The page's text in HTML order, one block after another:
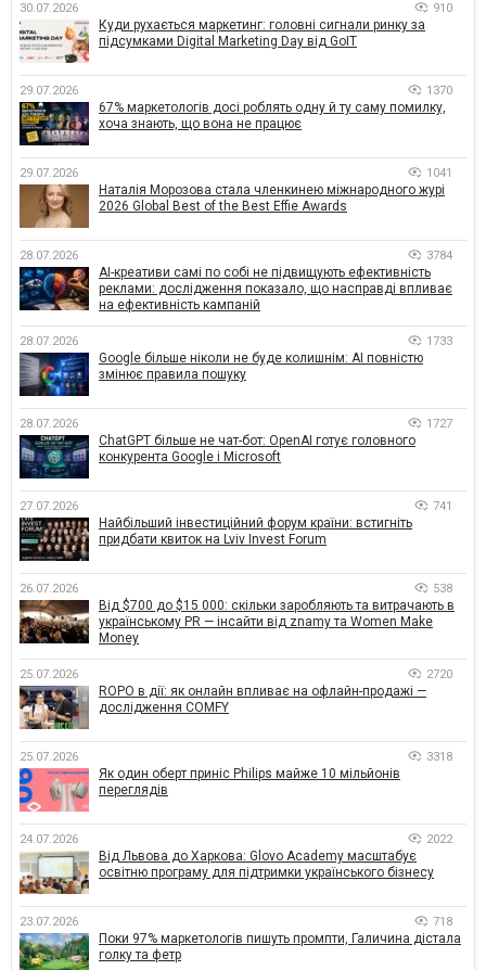
30.07.2026 910
Куди рухається маркетинг: головні сигнали ринку за
підсумками Digital Marketing Day від GoIT
29.07.2026 1370
67% маркетологів досі роблять одну й ту саму помилку,
хоча знають, що вона не працює
29.07.2026 1041
Наталія Морозова стала членкинею міжнародного журі
2026 Global Best of the Best Effie Awards
28.07.2026 3784
AI-креативи самі по собі не підвищують ефективність
реклами: дослідження показало, що насправді впливає
на ефективність кампаній
28.07.2026 1733
Google більше ніколи не буде колишнім: AI повністю
змінює правила пошуку
28.07.2026 1727
ChatGPT більше не чат-бот: OpenAI готує головного
конкурента Google і Microsoft
27.07.2026 741
Найбільший інвестиційний форум країни: встигніть
придбати квиток на Lviv Invest Forum
26.07.2026 538
Від $700 до $15 000: скільки заробляють та витрачають в
українському PR — інсайти від znamy та Women Make
Money
25.07.2026 2720
ROPO в дії: як онлайн впливає на офлайн-продажі —
дослідження COMFY
25.07.2026 3318
Як один оберт приніс Philips майже 10 мільйонів
переглядів
24.07.2026 2022
Від Львова до Харкова: Glovo Academy масштабує
освітню програму для підтримки українського бізнесу
23.07.2026 718
Поки 97% маркетологів пишуть промпти, Галичина дістала
голку та фетр